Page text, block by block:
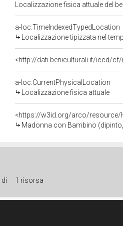
Localizzazione fisica attuale del
a-loc:TimeIndexedTypedLocation
Localizzazione tipizzata nel
<http://dati.beniculturali.it/iccd/
a-loc:CurrentPhysicalLocation
Localizzazione fisica attuale
<https://w3id.org/arco/resource/
Madonna con Bambino
di 1 risorsa